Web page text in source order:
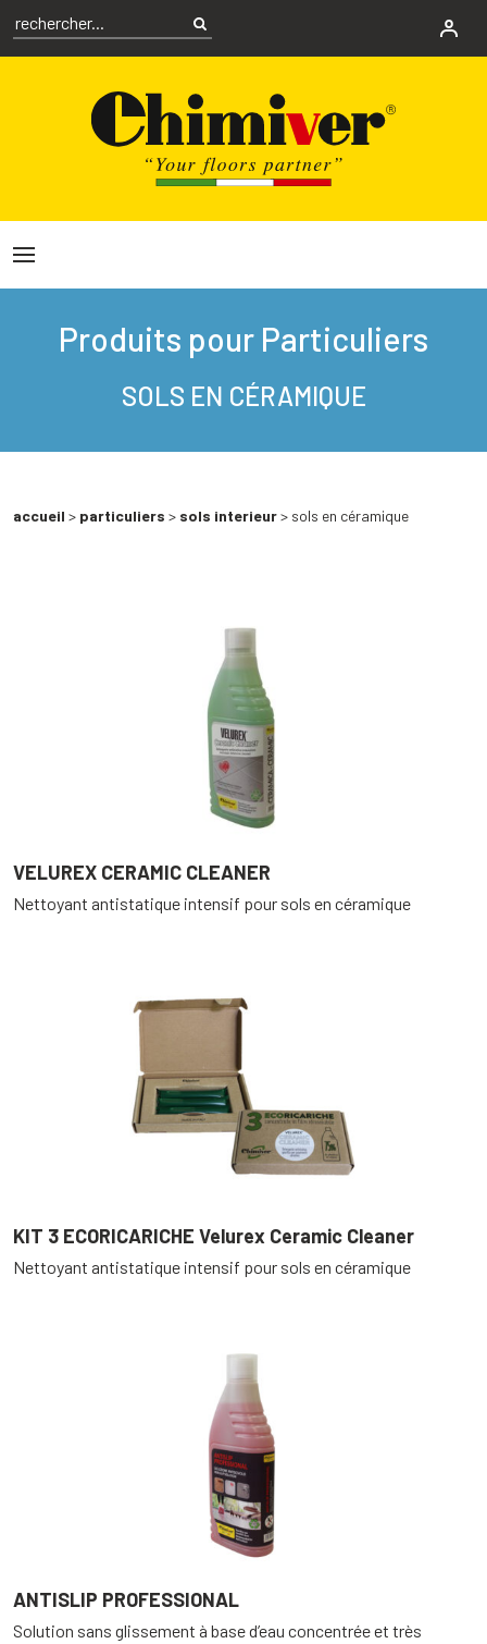
Produits pour Particuliers
SOLS EN CÉRAMIQUE
accueil > particuliers > sols interieur> sols en céramique
VELUREX CERAMIC CLEANER
Nettoyant antistatique intensif pour sols en céramique
KIT 3 ECORICARICHE Velurex Ceramic Cleaner
Nettoyant antistatique intensif pour sols en céramique
ANTISLIP PROFESSIONAL
Solution sans glissement à base d’eau concentrée et très